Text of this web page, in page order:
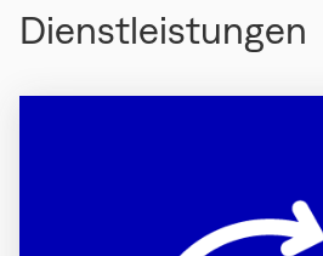
Dienstleistungen